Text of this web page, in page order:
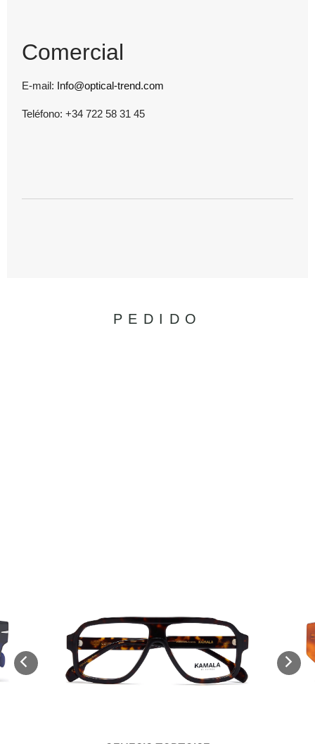
Comercial
E-mail: Info@optical-trend.com
Teléfono: +34 722 58 31 45
PEDIDO